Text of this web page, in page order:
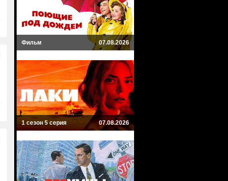
Фильм 07.08.2026
1 сезон 5 серия 07.08.2026